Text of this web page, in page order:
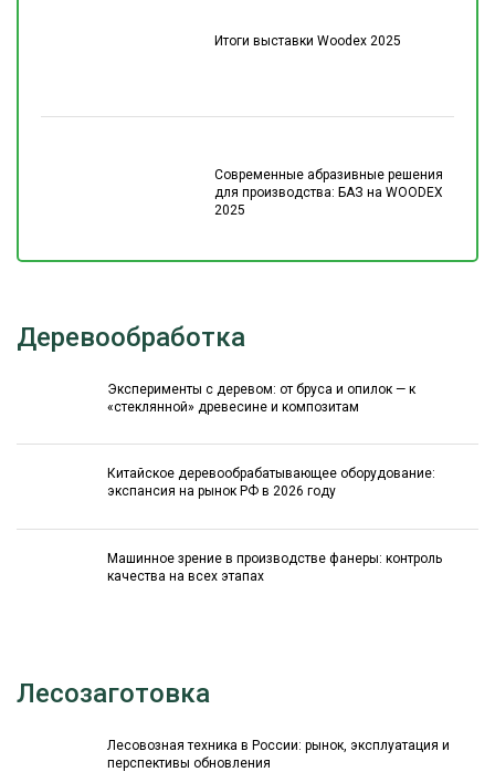
Итоги выставки Woodex 2025
Современные абразивные решения
для производства: БАЗ на WOODEX
2025
Деревообработка
Эксперименты с деревом: от бруса и опилок — к
«стеклянной» древесине и композитам
Китайское деревообрабатывающее оборудование:
экспансия на рынок РФ в 2026 году
Машинное зрение в производстве фанеры: контроль
качества на всех этапах
Лесозаготовка
Лесовозная техника в России: рынок, эксплуатация и
перспективы обновления